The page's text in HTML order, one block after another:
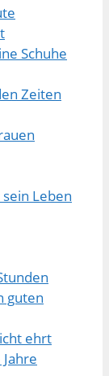
Schuhe
Zeiten
Leben
guten
ehrt